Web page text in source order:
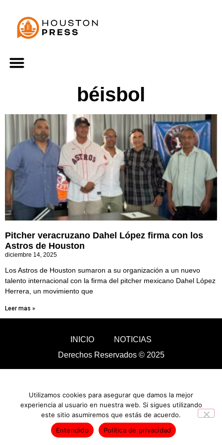
béisbol
Pitcher veracruzano Dahel López firma con los
Astros de Houston
diciembre 14, 2025
Los Astros de Houston sumaron a su organización a un nuevo
talento internacional con la firma del pitcher mexicano Dahel López
Herrera, un movimiento que
Leer mas »
INICIO
NOTICIAS
Derechos Reservados © 2025
Utilizamos cookies para asegurar que damos la mejor
experiencia al usuario en nuestra web. Si sigues utilizando
este sitio asumiremos que estás de acuerdo.
Entendido
Política de privacidad